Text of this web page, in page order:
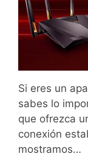
Si eres un
sabes lo
que ofrezca
conexión
mostramos…